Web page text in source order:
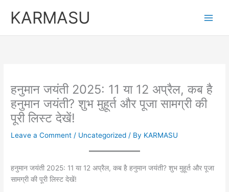
KARMASU
हनुमान जयंती 2025: 11 या 12 अप्रैल, कब है
हनुमान जयंती? शुभ मुहूर्त और पूजा सामग्री की
पूरी लिस्ट देखें!
Leave a Comment / Uncategorized / By KARMASU
हनुमान जयंती 2025: 11 या 12 अप्रैल, कब है हनुमान जयंती? शुभ मुहूर्त और पूजा
सामग्री की पूरी लिस्ट देखें!